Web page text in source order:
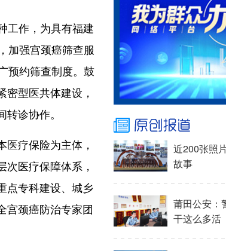
工作，为具有福建
加强宫颈癌筛查服
预约筛查制度。鼓
型医共体建设，
诊协作。
疗保险为主体，
医疗保障体系，
点专科建设、城乡
宫颈癌防治专家团
近200张照
故事
莆田公安：
干这么多活